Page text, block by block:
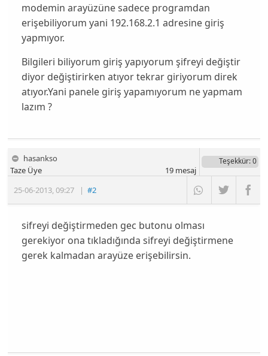
modemin arayüzüne sadece programdan
erişebiliyorum yani 192.168.2.1 adresine giriş
yapmıyor.
Bilgileri biliyorum giriş yapıyorum şifreyi değiştir
diyor değiştirirken atıyor tekrar giriyorum direk
atıyor.Yani panele giriş yapamıyorum ne yapmam
lazım ?
hasankso
25-06-2013,09:27 |#2
Taze Üye
Teşekkür: 0
19mesaj
sifreyi değiştirmeden gec butonu olması
gerekiyor ona tıkladığında sifreyi değiştirmene
gerek kalmadan arayüze erişebilirsin.